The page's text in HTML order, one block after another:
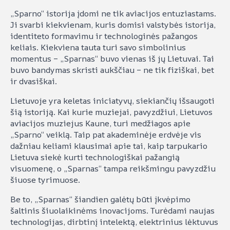
„Sparno“ istorija įdomi ne tik aviacijos entuziastams.
Ji svarbi kiekvienam, kuris domisi valstybės istorija,
identiteto formavimu ir technologinės pažangos
keliais. Kiekviena tauta turi savo simbolinius
momentus – „Sparnas“ buvo vienas iš jų Lietuvai. Tai
buvo bandymas skristi aukščiau – ne tik fiziškai, bet
ir dvasiškai.
Lietuvoje yra keletas iniciatyvų, siekiančių išsaugoti
šią istoriją. Kai kurie muziejai, pavyzdžiui, Lietuvos
aviacijos muziejus Kaune, turi medžiagos apie
„Sparno“ veiklą. Taip pat akademinėje erdvėje vis
dažniau keliami klausimai apie tai, kaip tarpukario
Lietuva siekė kurti technologiškai pažangią
visuomenę, o „Sparnas“ tampa reikšmingu pavyzdžiu
šiuose tyrimuose.
Be to, „Sparnas“ šiandien galėtų būti įkvėpimo
šaltinis šiuolaikinėms inovacijoms. Turėdami naujas
technologijas, dirbtinį intelektą, elektrinius lėktuvus